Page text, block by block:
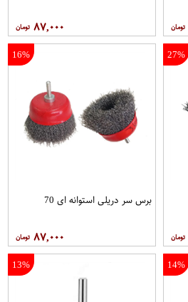
۸۷,۰۰۰
27%
16%
برس سر دریلی استوانه ای 70
۸۷,۰۰۰
14%
13%